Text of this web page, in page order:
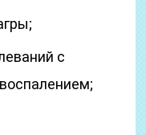
с